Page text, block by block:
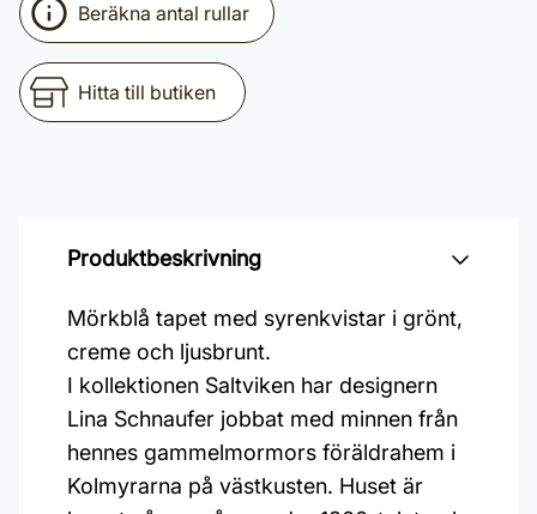
Beräkna antal rullar
Hitta till butiken
Produktbeskrivning
Mörkblå tapet med syrenkvistar i grönt,
creme och ljusbrunt.
I kollektionen Saltviken har designern
Lina Schnaufer jobbat med minnen från
hennes gammelmormors föräldrahem i
Kolmyrarna på västkusten. Huset är